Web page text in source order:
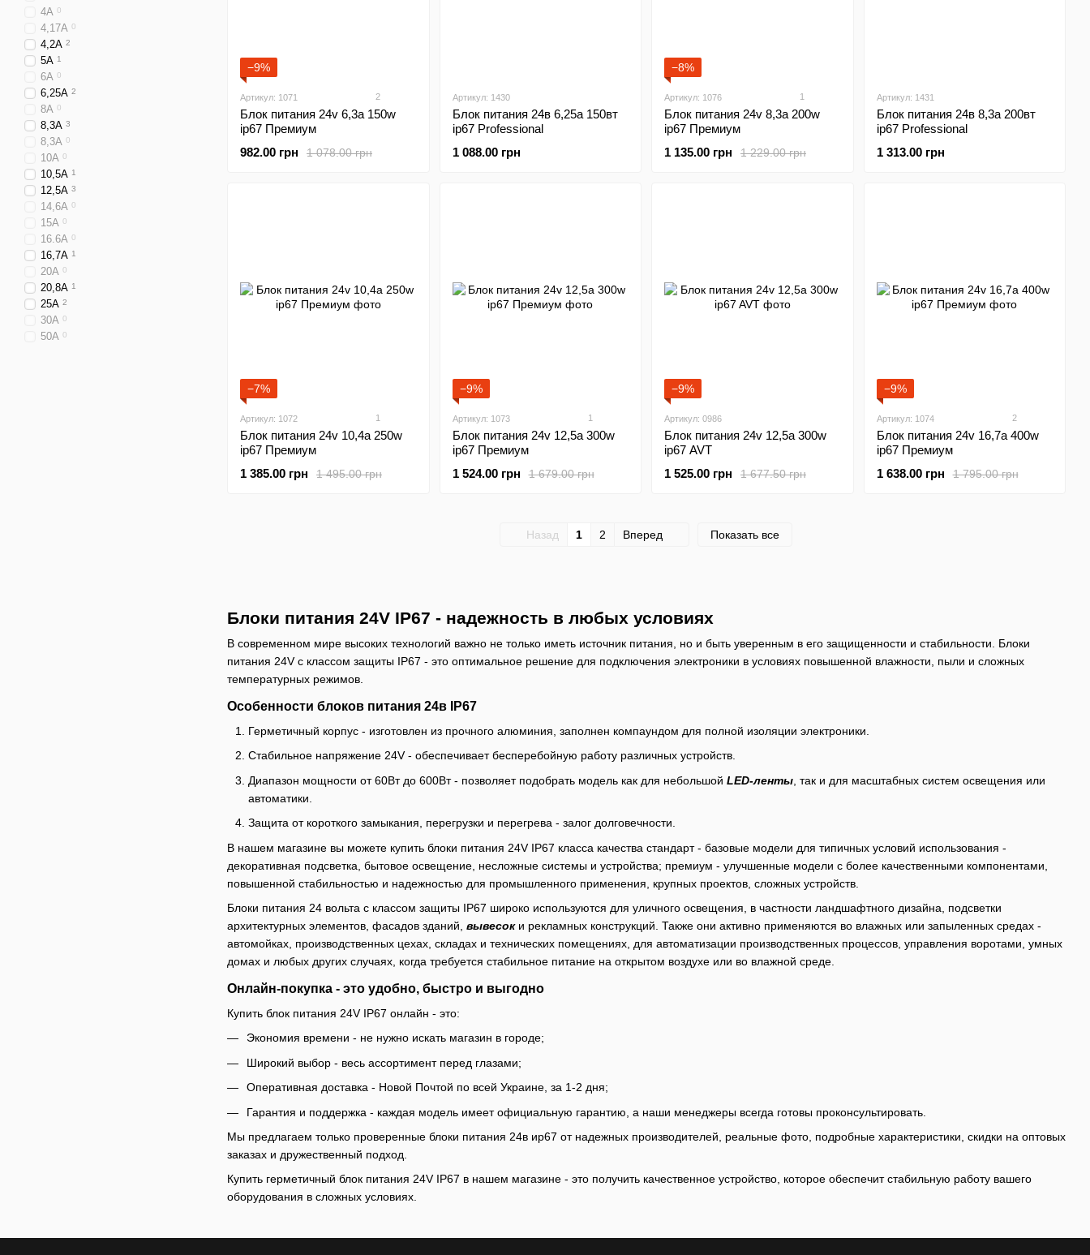
Блоки питания 24V IP67 - надежность в любых условиях
В современном мире высоких технологий важно не только иметь источник питания, но и быть уверенным в его защищенности и стабильности. Блоки
питания 24V с классом защиты IP67 - это оптимальное решение для подключения электроники в условиях повышенной влажности, пыли и сложных
температурных режимов.
Особенности блоков питания 24в IP67
Герметичный корпус - изготовлен из прочного алюминия, заполнен компаундом для полной изоляции электроники.
Стабильное напряжение 24V - обеспечивает бесперебойную работу различных устройств.
Диапазон мощности от 60Вт до 600Вт - позволяет подобрать модель как для небольшой LED-ленты , так и для масштабных систем освещения или
автоматики.
Защита от короткого замыкания, перегрузки и перегрева - залог долговечности.
В нашем магазине вы можете купить блоки питания 24V IP67 класса качества стандарт - базовые модели для типичных условий использования -
декоративная подсветка, бытовое освещение, несложные системы и устройства; премиум - улучшенные модели с более качественными компонентами,
повышенной стабильностью и надежностью для промышленного применения, крупных проектов, сложных устройств.
Блоки питания 24 вольта с классом защиты IP67 широко используются для уличного освещения, в частности ландшафтного дизайна, подсветки
архитектурных элементов, фасадов зданий, вывесоки рекламных конструкций. Также они активно применяются во влажных или запыленных средах -
автомойках, производственных цехах, складах и технических помещениях, для автоматизации производственных процессов, управления воротами, умных
домах и любых других случаях, когда требуется стабильное питание на открытом воздухе или во влажной среде.
Онлайн-покупка - это удобно, быстро и выгодно
Купить блок питания 24V IP67 онлайн - это:
Экономия времени - не нужно искать магазин в городе;
Широкий выбор - весь ассортимент перед глазами;
Оперативная доставка - Новой Почтой по всей Украине, за 1-2 дня;
Гарантия и поддержка - каждая модель имеет официальную гарантию, а наши менеджеры всегда готовы проконсультировать.
Мы предлагаем только проверенные блоки питания 24в ир67 от надежных производителей, реальные фото, подробные характеристики, скидки на оптовых
заказах и дружественный подход.
Купить герметичный блок питания 24V IP67 в нашем магазине - это получить качественное устройство, которое обеспечит стабильную работу вашего
оборудования в сложных условиях.
−9%
Артикул: 1071 2
Блок питания 24v 6,3а 150w
ip67 Премиум
1 078.00 грн
982.00 грн
Артикул: 1430
Блок питания 24в 6,25а 150вт
ip67 Professional
1 088.00 грн
−8%
Артикул: 1076 1
Блок питания 24v 8,3а 200w
ip67 Премиум
1 229.00 грн
1 135.00 грн
Артикул: 1431
Блок питания 24в 8,3а 200вт
ip67 Professional
1 313.00 грн
−7%
Артикул: 1072 1
Блок питания 24v 10,4а 250w
ip67 Премиум
1 495.00 грн
1 385.00 грн
−9%
Артикул: 1073 1
Блок питания 24v 12,5а 300w
ip67 Премиум
1 679.00 грн
1 524.00 грн
−9%
Артикул: 0986
Блок питания 24v 12,5а 300w
ip67 AVT
1 677.50 грн
1 525.00 грн
−9%
Артикул: 1074 2
Блок питания 24v 16,7а 400w
ip67 Премиум
1 795.00 грн
1 638.00 грн
Назад 1 2 Вперед Показать все
4A 0
4,17A 0
4,2A 2
5A 1
6A 0
6,25A 2
8A 0
8,3A 3
8,3А 0
10A 0
10,5A 1
12,5A 3
14,6A 0
15A 0
16.6А 0
16,7A 1
20A 0
20,8A 1
25A 2
30А 0
50А 0